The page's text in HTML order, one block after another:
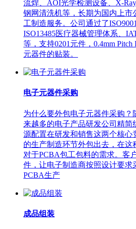
流焊、AOI光学检测设备、X-
钢网清洗机等，长期为国内上市
工制造服务。公司通过了
ISO13485医疗器械管理体系、
等，支持0201元件，0.4mm
元器件的贴装。
电子元器件采购
为什么要外包电子元器件采购？
来越多的电子产品研发公司精简
源配置在研发和销售这两个核心
的生产制造环节外包出去，在这
对于PCBA包工包料的需求。客
件，让电子制造商按照设计要求
PCBA生产
成品组装